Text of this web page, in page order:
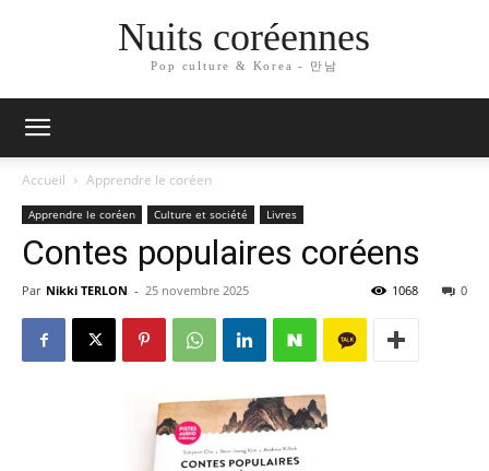
Nuits coréennes
Pop culture & Korea - 만남
Accueil Apprendre le coréen
Apprendre le coréen Culture et société Livres
Contes populaires coréens
Par Nikki TERLON - 25 novembre 2025 0
1068